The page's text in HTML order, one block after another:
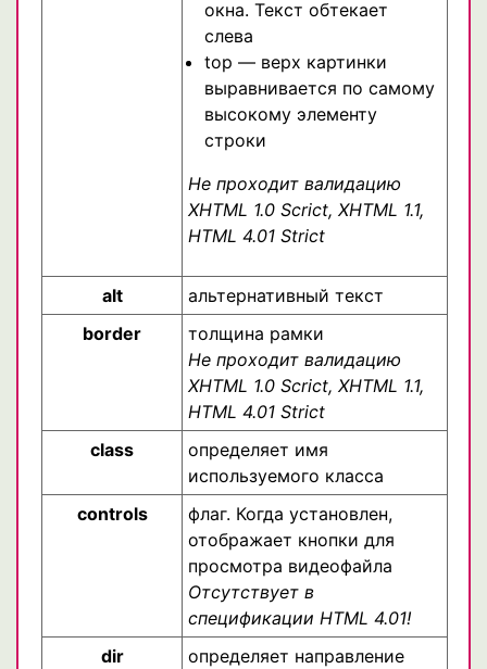
окна. Текст обтекает
слева
top — верх картинки
выравнивается по самому
высокому элементу
строки
Не проходит валидацию
XHTML 1.0 Scrict, XHTML 1.1,
HTML 4.01 Strict
alt
альтернативный текст
border
толщина рамки
Не проходит валидацию
XHTML 1.0 Scrict, XHTML 1.1,
HTML 4.01 Strict
class
определяет имя
используемого класса
controls
флаг. Когда установлен,
отображает кнопки для
просмотра видеофайла
Отсутствует в
спецификации HTML 4.01!
dir
определяет направление